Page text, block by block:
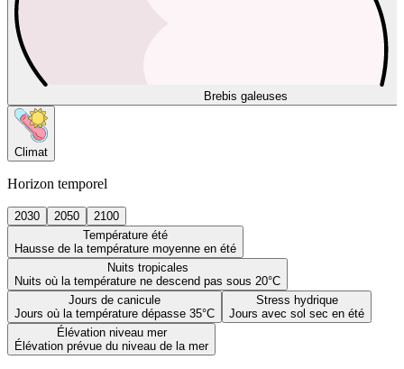
Brebis galeuses
Climat
Horizon temporel
2030 2050
2100
Température été
Hausse de la température moyenne en été
Nuits tropicales
Nuits où la température ne descend pas sous 20°C
Jours de canicule
Jours où la température dépasse 35°C
Stress hydrique
Jours avec sol sec en été
Élévation niveau mer
Élévation prévue du niveau de la mer